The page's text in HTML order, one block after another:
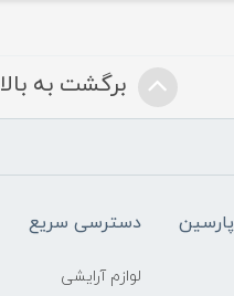
برگشت به بالا
پارسین دسترسی سریع
لوازم آرایشی